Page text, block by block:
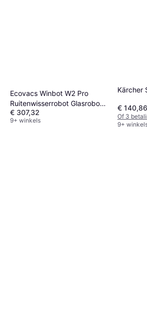
Ecovacs Winbot W2 Pro
Ruitenwisserrobot Glasrobot
3 Sproeiers
€ 307,32
9+ winkels
Kärcher
€ 140,86
Of 3
9+